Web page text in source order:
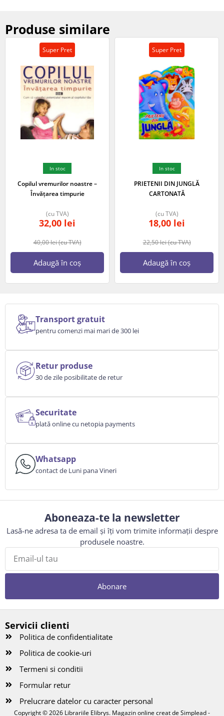
Produse similare
Super Pret
In stoc
Copilul vremurilor noastre –
Învățarea timpurie
40,00lei(cu TVA)
32,00 lei
(cu TVA)
Adaugă în coș
Super Pret
In stoc
PRIETENII DIN JUNGLĂ
CARTONATĂ
22,50lei(cu TVA)
18,00 lei
(cu TVA)
Adaugă în coș
Transport gratuit
pentru comenzi mai mari de 300 lei
Retur produse
30 de zile posibilitate de retur
Securitate
plată online cu netopia payments
Whatsapp
contact de Luni pana Vineri
Aboneaza-te la newsletter
Lasă-ne adresa ta de email și îți vom trimite informații despre
produsele noastre.
Abonare
Servicii clienti
Politica de confidentialitate
Politica de cookie-uri
Termeni si conditii
Formular retur
Prelucrare datelor cu caracter personal
Copyright © 2026 Librariile Elibrys. Magazin online creat de Simplead -